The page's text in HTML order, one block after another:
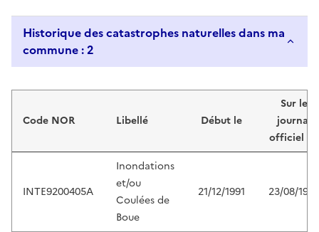
Historique des catastrophes naturelles dans ma
commune : 2
Code NOR Libellé Début le
Sur le
journal
officiel du
INTE9200405A
Inondations
et/ou
Coulées de
Boue
21/12/1991 23/08/1992